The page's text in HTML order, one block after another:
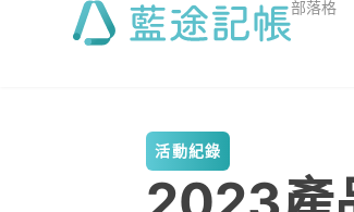
部落格
活動紀錄